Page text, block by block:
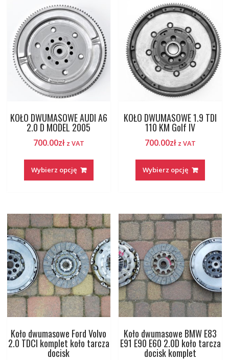
KOŁO DWUMASOWE AUDI A6
2.0 D MODEL 2005
700.00zł z VAT
Wybierz opcję
KOŁO DWUMASOWE 1.9 TDI
110 KM Golf IV
700.00zł z VAT
Wybierz opcję
Koło dwumasowe Ford Volvo
2.0 TDCI komplet koło tarcza
docisk
Koło dwumasowe BMW E83
E91 E90 E60 2.0D koło tarcza
docisk komplet